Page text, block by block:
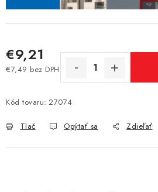
€9,21
€7,49 bez DPH
Jednotková cena:
Kód tovaru: 27074
Tlač Opýtať sa Zdieľať